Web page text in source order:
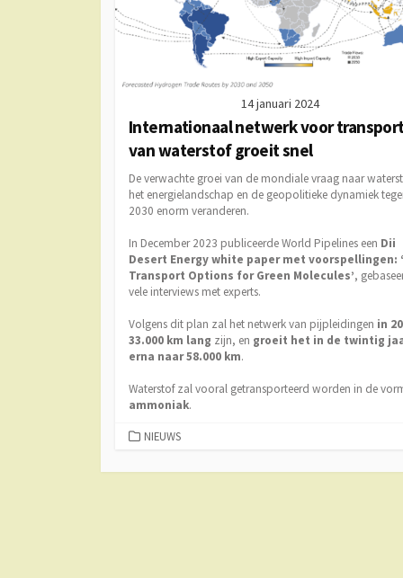
14 januari 2024
Internationaal netwerk voor transport
van waterstof groeit snel
De verwachte groei van de mondiale vraag naar
het energielandschap en de geopolitieke dynamiek
2030 enorm veranderen.
In December 2023 publiceerde World Pipelines een Dii
Desert Energy white paper met voorspellingen:
Transport Options for Green Molecules’,
vele interviews met experts.
Volgens dit plan zal het netwerk van pijpleidingen in
33.000 km lang zijn, en groeit het in de twintig
erna naar 58.000 km.
Waterstof zal vooral getransporteerd worden in de
ammoniak.
CATEGORIEËN
NIEUWS